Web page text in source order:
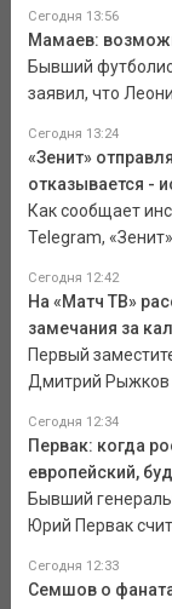
Сегодня 13:56
Мамаев:
Бывший
заявил, что
Сегодня 13:24
«Зенит»
отказывается -
Как сообщает
Telegram,
Сегодня 12:42
На «Матч ТВ»
замечания за
Первый
Дмитрий Рыжков
Сегодня 12:34
Первак: когда
европейский,
Бывший
Юрий Первак
Сегодня 12:33
Семшов о